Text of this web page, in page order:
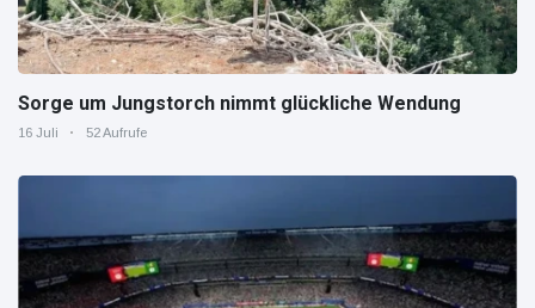
Sorge um Jungstorch nimmt glückliche Wendung
16 Juli 52 Aufrufe